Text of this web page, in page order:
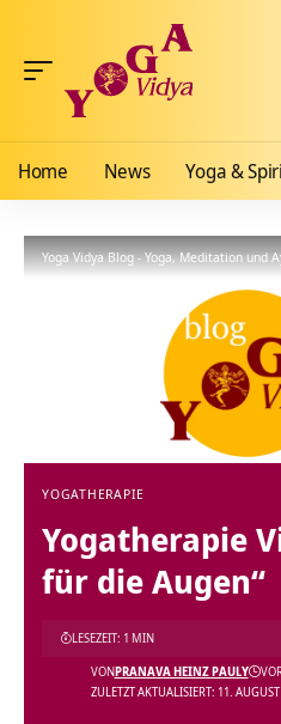
Home News Yoga &
Yoga Vidya Blog - Yoga, Meditation und
YOGATHERAPIE
Yogatherapie
für die Augen“
ZULETZT AKTUALISIERT: 11.
VONPRANAVA HEINZ PAULY
LESEZEIT: 1 MIN